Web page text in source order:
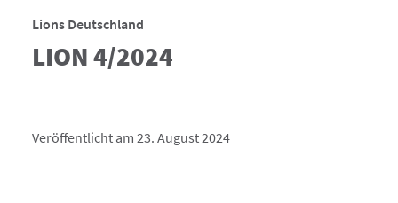
Lions Deutschland
LION 4/2024
Veröffentlicht am 23. August 2024